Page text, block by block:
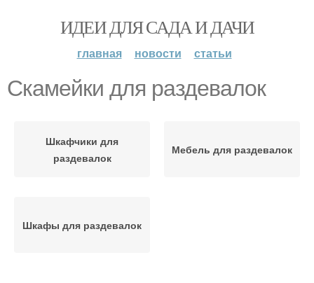
ИДЕИ ДЛЯ САДА И ДАЧИ
главная новости статьи
Скамейки для раздевалок
Шкафчики для
раздевалок
Мебель для раздевалок
Шкафы для раздевалок